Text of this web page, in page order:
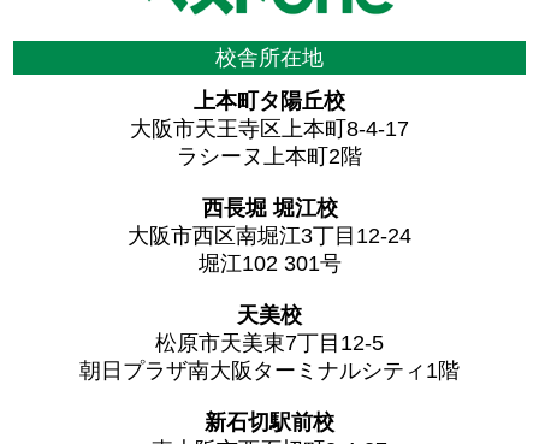
校舎所在地
上本町タ陽丘校
大阪市天王寺区上本町8-4-17
ラシーヌ上本町2階
西長堀 堀江校
大阪市西区南堀江3丁目12-24
堀江102 301号
天美校
松原市天美東7丁目12-5
朝日プラザ南大阪ターミナルシティ1階
新石切駅前校